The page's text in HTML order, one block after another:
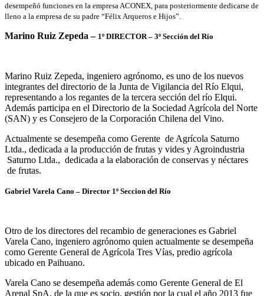
desempeñó funciones en la empresa ACONEX, para posteriormente dedicarse de
lleno a la empresa de su padre “Félix Arqueros e Hijos”.
Marino Ruiz Zepeda – 1º DIRECTOR – 3º Sección del Río
Marino Ruiz Zepeda, ingeniero agrónomo, es uno de los nuevos
integrantes del directorio de la Junta de Vigilancia del Río Elqui,
representando a los regantes de la tercera sección del río Elqui.
Además participa en el Directorio de la Sociedad Agrícola del Norte
(SAN) y es Consejero de la Corporación Chilena del Vino.
Actualmente se desempeña como Gerente de Agrícola Saturno
Ltda., dedicada a la producción de frutas y vides y Agroindustria
Saturno Ltda., dedicada a la elaboración de conservas y néctares
de frutas.
Gabriel Varela Cano – Director 1º Seccion del Río
Otro de los directores del recambio de generaciones es Gabriel
Varela Cano, ingeniero agrónomo quien actualmente se desempeña
como Gerente General de Agrícola Tres Vías, predio agrícola
ubicado en Paihuano.
Varela Cano se desempeña además como Gerente General de El
Arenal SpA, de la que es socio, gestión por la cual el año 2013 fue